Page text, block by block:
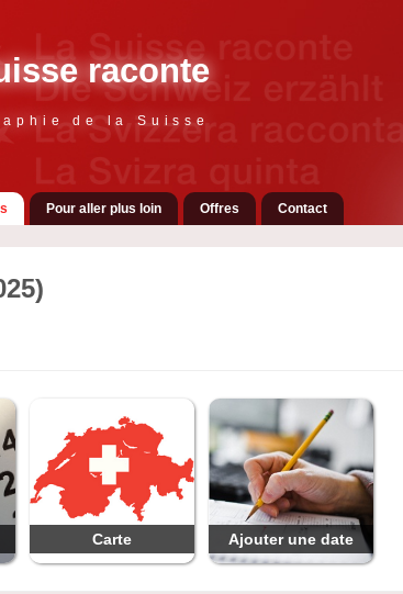
raconte
de la Suisse
Pour aller plus loin Offres Contact
Carte Ajouter une date